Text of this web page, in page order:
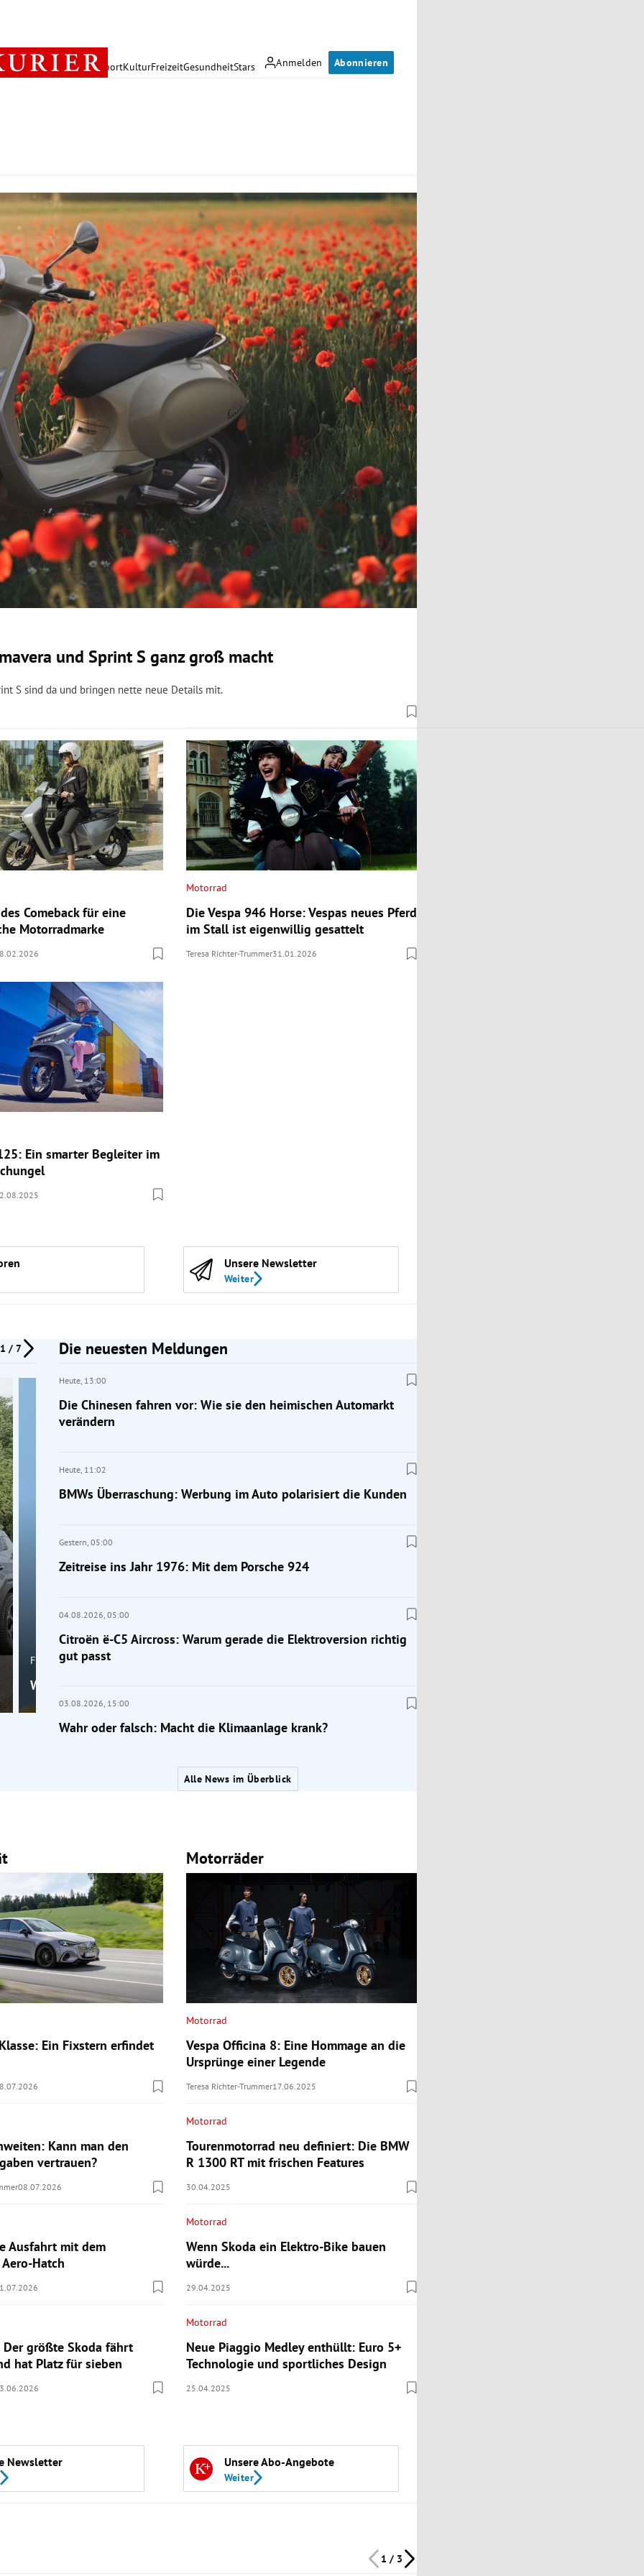
Anmelden Abonnieren
PolitikWirtschaft SportKulturFreizeitGesundheitStars
und Sprint S ganz groß macht
S sind da und bringen nette neue Details mit.
Comeback für eine
Motorradmarke
Motorrad
Die Vespa 946 Horse: Vespas neues Pferd
im Stall ist eigenwillig gesattelt
Teresa Richter-Trummer31.01.2026
Ein smarter Begleiter im
Unsere Newsletter
Weiter
1 / 7
Frage der Mobilität
Wahr oder falsch: Macht die Klimaanlage krank?
Die neuesten Meldungen
Heute, 13:00
Die Chinesen fahren vor: Wie sie den heimischen Automarkt
verändern
Heute, 11:02
BMWs Überraschung: Werbung im Auto polarisiert die Kunden
Gestern, 05:00
Zeitreise ins Jahr 1976: Mit dem Porsche 924
04.08.2026, 05:00
Citroën ë-C5 Aircross: Warum gerade die Elektroversion richtig
gut passt
03.08.2026, 15:00
Wahr oder falsch: Macht die Klimaanlage krank?
Alle News im Überblick
Ein Fixstern erfindet
Kann man den
vertrauen?
08.07.2026
Ausfahrt mit dem
Hatch
Der größte Skoda fährt
hat Platz für sieben
Motorräder
Motorrad
Vespa Officina 8: Eine Hommage an die
Ursprünge einer Legende
Teresa Richter-Trummer17.06.2025
Motorrad
Tourenmotorrad neu definiert: Die BMW
R 1300 RT mit frischen Features
30.04.2025
Motorrad
Wenn Skoda ein Elektro-Bike bauen
würde...
29.04.2025
Motorrad
Neue Piaggio Medley enthüllt: Euro 5+
Technologie und sportliches Design
25.04.2025
Newsletter Unsere Abo-Angebote
Weiter
1 / 3